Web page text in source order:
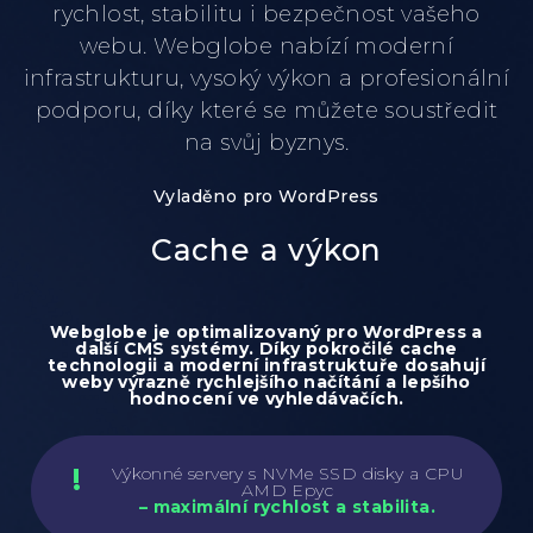
rychlost, stabilitu i bezpečnost vašeho
webu. Webglobe nabízí moderní
infrastrukturu, vysoký výkon a profesionální
podporu, díky které se můžete soustředit
na svůj byznys.
Vyladěno pro WordPress
Cache a výkon
Webglobe je optimalizovaný pro WordPress a
další CMS systémy. Díky pokročilé cache
technologii a moderní infrastruktuře dosahují
weby výrazně rychlejšího načítání a lepšího
hodnocení ve vyhledávačích.
Výkonné servery s NVMe SSD disky a CPU
AMD Epyc
– maximální rychlost a stabilita.